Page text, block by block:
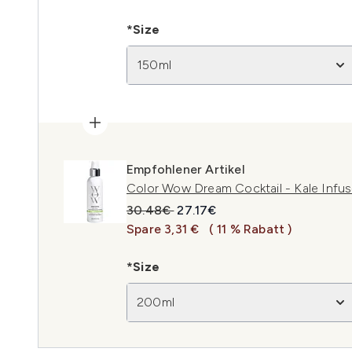
*Size
150ml
Empfohlener Artikel
Color Wow Dream Cocktail - Kale
Unverbindliche Preisempfehlung:
30.48€Aktueller Preis:
27.17€
Spare 3,31 €
( 11 % Rabatt )
*Size
200ml